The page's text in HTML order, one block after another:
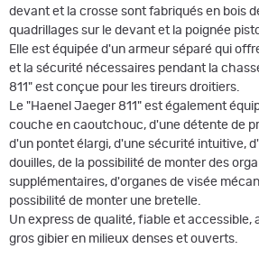
devant et la crosse sont fabriqués en bois
quadrillages sur le devant et la poignée
Elle est équipée d'un armeur séparé qui
et la sécurité nécessaires pendant la
811" est conçue pour les tireurs droitiers.
Le "Haenel Jaeger 811" est également
couche en caoutchouc, d'une détente de
d'un pontet élargi, d'une sécurité intuitive,
douilles, de la possibilité de monter des
supplémentaires, d'organes de visée
possibilité de monter une bretelle.
Un express de qualité, fiable et accessible,
gros gibier en milieux denses et ouverts.